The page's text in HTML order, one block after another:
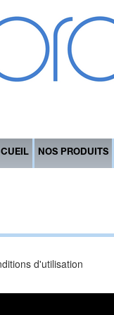
NOS PRODUITS
d'utilisation